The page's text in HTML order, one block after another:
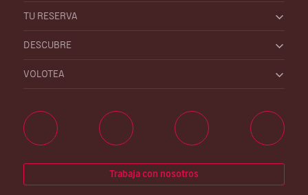
TU RESERVA
DESCUBRE
VOLOTEA
Trabaja con nosotros